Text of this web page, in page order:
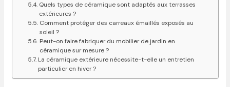
Quels types de céramique sont adaptés aux terrasses
extérieures ?
Comment protéger des carreaux émaillés exposés au
soleil ?
Peut-on faire fabriquer du mobilier de jardin en
céramique sur mesure ?
La céramique extérieure nécessite-t-elle un entretien
particulier en hiver ?